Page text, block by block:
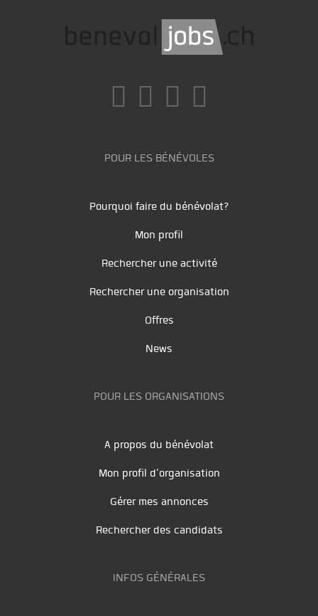
POUR LES BÉNÉVOLES
Pourquoi faire du bénévolat?
Mon profil
Rechercher une activité
Rechercher une organisation
Offres
News
POUR LES ORGANISATIONS
A propos du bénévolat
Mon profil d'organisation
Gérer mes annonces
Rechercher des candidats
INFOS GÉNÉRALES